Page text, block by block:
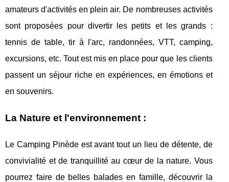
amateurs d'activités en plein air. De nombreuses activités
sont proposées pour divertir les petits et les grands :
tennis de table, tir à l'arc, randonnées, VTT, camping,
excursions, etc. Tout est mis en place pour que les clients
passent un séjour riche en expériences, en émotions et
en souvenirs.
La Nature et l'environnement :
Le Camping Pinède est avant tout un lieu de détente, de
convivialité et de tranquillité au cœur de la nature. Vous
pourrez faire de belles balades en famille, découvrir la